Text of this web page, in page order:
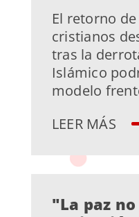
El retorno
cristianos
tras la
Islámico
modelo
LEER MÁS
"La paz